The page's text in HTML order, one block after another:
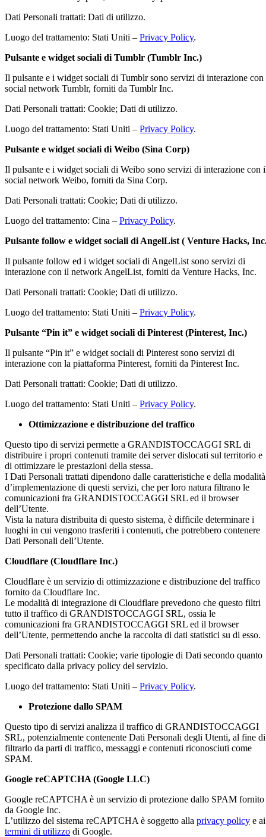
Dati Personali trattati: Dati di utilizzo.
Luogo del trattamento: Stati Uniti – Privacy Policy.
Pulsante e widget sociali di Tumblr (Tumblr Inc.)
Il pulsante e i widget sociali di Tumblr sono servizi di interazione
social network Tumblr, forniti da Tumblr Inc.
Dati Personali trattati: Cookie; Dati di utilizzo.
Luogo del trattamento: Stati Uniti – Privacy Policy.
Pulsante e widget sociali di Weibo (Sina Corp)
Il pulsante e i widget sociali di Weibo sono servizi di interazione con
social network Weibo, forniti da Sina Corp.
Dati Personali trattati: Cookie; Dati di utilizzo.
Luogo del trattamento: Cina – Privacy Policy.
Pulsante follow e widget sociali di AngelList ( Venture Hacks,
Il pulsante follow ed i widget sociali di AngelList sono servizi di
interazione con il network AngelList, forniti da Venture Hacks, Inc.
Dati Personali trattati: Cookie; Dati di utilizzo.
Luogo del trattamento: Stati Uniti – Privacy Policy.
Pulsante “Pin it” e widget sociali di Pinterest (Pinterest, Inc.)
Il pulsante “Pin it” e widget sociali di Pinterest sono servizi di
interazione con la piattaforma Pinterest, forniti da Pinterest Inc.
Dati Personali trattati: Cookie; Dati di utilizzo.
Luogo del trattamento: Stati Uniti – Privacy Policy.
Ottimizzazione e distribuzione del traffico
Questo tipo di servizi permette a GRANDISTOCCAGGI SRL di
distribuire i propri contenuti tramite dei server dislocati sul territorio e
di ottimizzare le prestazioni della stessa.
I Dati Personali trattati dipendono dalle caratteristiche e della modalità
d’implementazione di questi servizi, che per loro natura filtrano le
comunicazioni fra GRANDISTOCCAGGI SRL ed il browser
dell’Utente.
Vista la natura distribuita di questo sistema, è difficile determinare i
luoghi in cui vengono trasferiti i contenuti, che potrebbero contenere
Dati Personali dell’Utente.
Cloudflare (Cloudflare Inc.)
Cloudflare è un servizio di ottimizzazione e distribuzione del traffico
fornito da Cloudflare Inc.
Le modalità di integrazione di Cloudflare prevedono che questo filtri
tutto il traffico di GRANDISTOCCAGGI SRL, ossia le
comunicazioni fra GRANDISTOCCAGGI SRL ed il browser
dell’Utente, permettendo anche la raccolta di dati statistici su di esso.
Dati Personali trattati: Cookie; varie tipologie di Dati secondo quanto
specificato dalla privacy policy del servizio.
Luogo del trattamento: Stati Uniti – Privacy Policy.
Protezione dallo SPAM
Questo tipo di servizi analizza il traffico di GRANDISTOCCAGGI
SRL, potenzialmente contenente Dati Personali degli Utenti, al fine di
filtrarlo da parti di traffico, messaggi e contenuti riconosciuti come
SPAM.
Google reCAPTCHA (Google LLC)
Google reCAPTCHA è un servizio di protezione dallo SPAM fornito
da Google Inc.
L’utilizzo del sistema reCAPTCHA è soggetto alla privacy policy e ai
termini di utilizzo di Google.